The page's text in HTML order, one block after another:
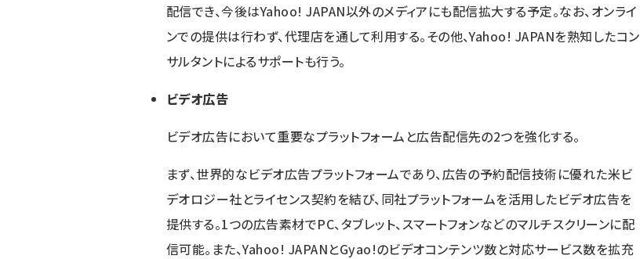
配信でき、今後はYahoo! JAPAN以外のメディアにも配信拡大する予定。なお、オンライ
ンでの提供は行わず、代理店を通して利用する。その他、Yahoo! JAPANを熟知したコン
サルタントによるサポートも行う。
ビデオ広告
ビデオ広告において重要なプラットフォームと広告配信先の2つを強化する。
まず、世界的なビデオ広告プラットフォームであり、広告の予約配信技術に優れた米ビ
デオロジー社とライセンス契約を結び、同社プラットフォームを活用したビデオ広告を
提供する。1つの広告素材でPC、タブレット、スマートフォンなどのマルチスクリーンに配
信可能。また、Yahoo! JAPANとGyao!のビデオコンテンツ数と対応サービス数を拡充